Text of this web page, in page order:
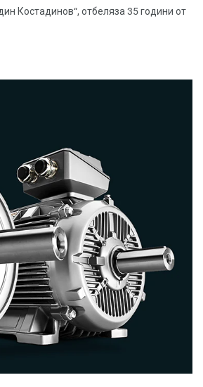
Костадинов“, отбеляза 35 години от